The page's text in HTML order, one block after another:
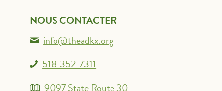
NOUS CONTACTER
info@theadkx.org
518-352-7311
9097 State Route 30